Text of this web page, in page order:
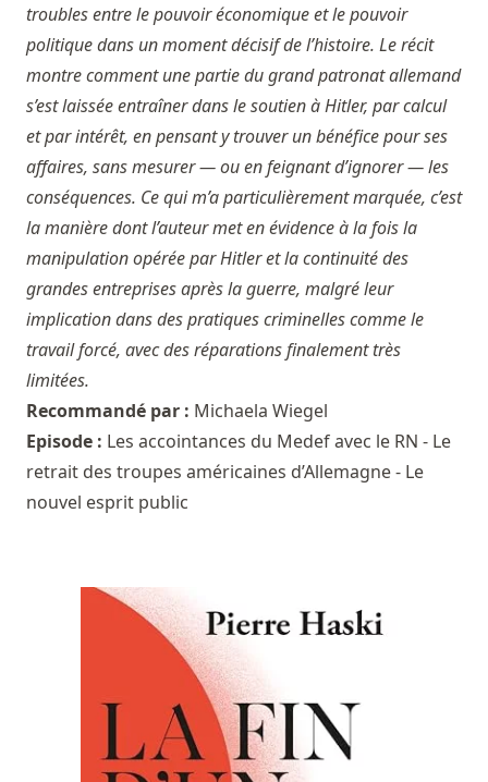
troubles entre le pouvoir économique et le pouvoir
politique dans un moment décisif de l’histoire. Le récit
montre comment une partie du grand patronat allemand
s’est laissée entraîner dans le soutien à Hitler, par calcul
et par intérêt, en pensant y trouver un bénéfice pour ses
affaires, sans mesurer — ou en feignant d’ignorer — les
conséquences. Ce qui m’a particulièrement marquée, c’est
la manière dont l’auteur met en évidence à la fois la
manipulation opérée par Hitler et la continuité des
grandes entreprises après la guerre, malgré leur
implication dans des pratiques criminelles comme le
travail forcé, avec des réparations finalement très
limitées.
Recommandé par : Michaela Wiegel
Episode : Les accointances du Medef avec le RN - Le
retrait des troupes américaines d’Allemagne - Le
nouvel esprit public